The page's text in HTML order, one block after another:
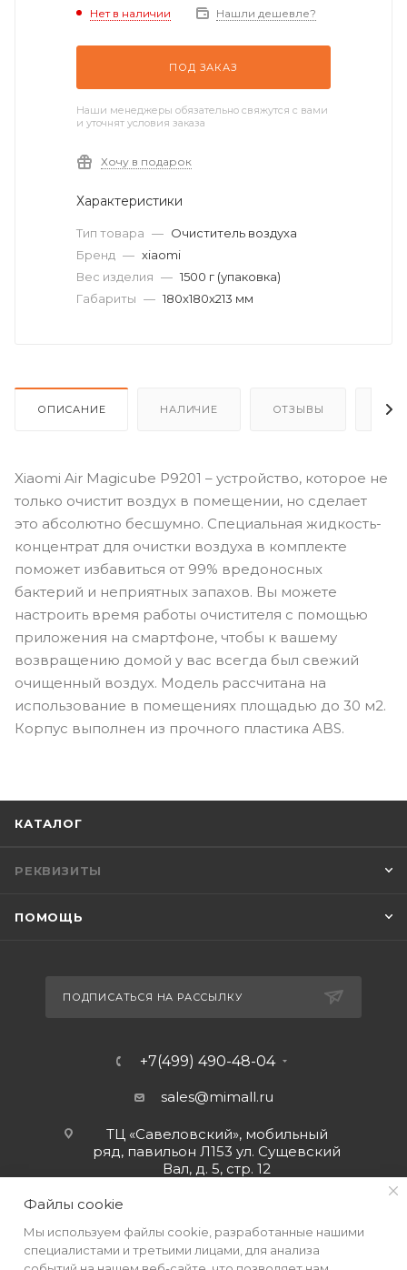
Нет в наличии Нашли дешевле?
ПОД ЗАКАЗ
Наши менеджеры обязательно свяжутся с вами
и уточнят условия заказа
Хочу в подарок
Характеристики
Тип товара — Очиститель воздуха
Бренд — xiaomi
Вес изделия — 1500 г (упаковка)
Габариты — 180x180x213 мм
ОПИСАНИЕ НАЛИЧИЕ ОТЗЫВЫ
Xiaomi Air Magicube P9201 – устройство, которое не
только очистит воздух в помещении, но сделает
это абсолютно бесшумно. Специальная жидкость-
концентрат для очистки воздуха в комплекте
поможет избавиться от 99% вредоносных
бактерий и неприятных запахов. Вы можете
настроить время работы очистителя с помощью
приложения на смартфоне, чтобы к вашему
возвращению домой у вас всегда был свежий
очищенный воздух. Модель рассчитана на
использование в помещениях площадью до 30 м2.
Корпус выполнен из прочного пластика ABS.
КАТАЛОГ
РЕКВИЗИТЫ
ПОМОЩЬ
ПОДПИСАТЬСЯ НА РАССЫЛКУ
+7(499) 490-48-04
sales@mimall.ru
ТЦ «Савеловский», мобильный
ряд, павильон Л153 ул. Сущевский
Вал, д. 5, стр. 12
Файлы cookie
Мы используем файлы cookie, разработанные нашими
специалистами и третьими лицами, для анализа